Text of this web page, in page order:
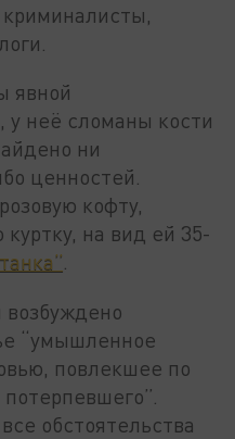
явной
у неё сломаны кости
ни
ценностей.
кофту,
на вид ей 35-
“умышленное
повлекшее по
обстоятельства